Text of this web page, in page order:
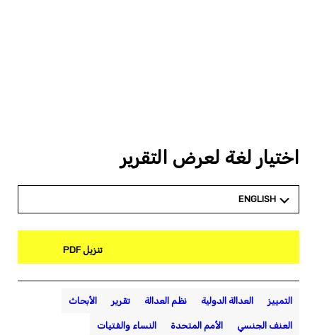
اختيار لغة لعرض التقرير
ENGLISH
تنزيل PDF
التمييز العدالة الدولية نظم العدالة تقرير الأبحاث
العنف الجنسي الأمم المتحدة النساء والفتيات